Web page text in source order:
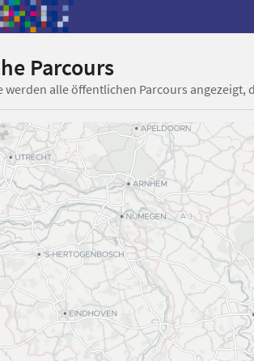
Parcours
werden alle öffentlichen Parcours angezeigt,